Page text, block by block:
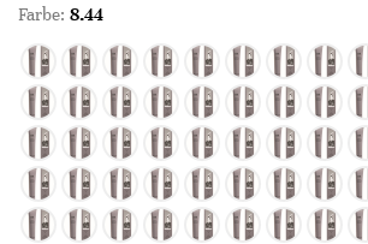
Farbe: 8.44